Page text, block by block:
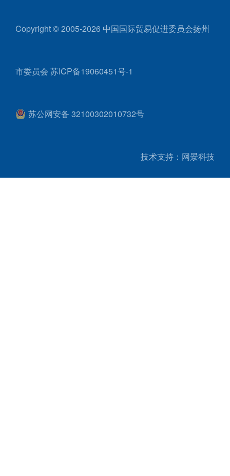
Copyright © 2005-2026 中国国际贸易促进委员会扬州
市委员会 苏ICP备19060451号-1
苏公网安备 32100302010732号
技术支持：网景科技